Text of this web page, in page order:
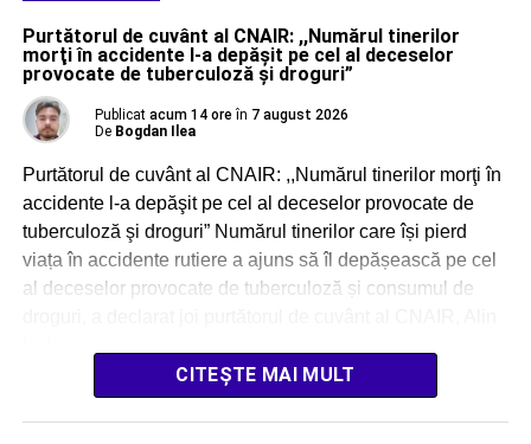
Purtătorul de cuvânt al CNAIR: ,,Numărul tinerilor
morţi în accidente l-a depăşit pe cel al deceselor
provocate de tuberculoză şi droguri”
Publicat acum 14 ore în 7 august 2026
De Bogdan Ilea
Purtătorul de cuvânt al CNAIR: ,,Numărul tinerilor morţi în
accidente l-a depăşit pe cel al deceselor provocate de
tuberculoză şi droguri” Numărul tinerilor care își pierd
viața în accidente rutiere a ajuns să îl depășească pe cel
al deceselor provocate de tuberculoză și consumul de
CITEȘTE MAI MULT